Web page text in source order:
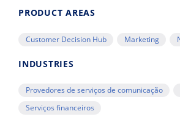
PRODUCT AREAS
Customer Decision Hub Marketing
INDUSTRIES
Provedores de serviços de comunicação
Serviços financeiros